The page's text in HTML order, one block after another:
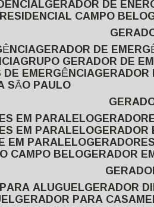
CAMPO BELO
GERADOR DE
GRUPO GERADOR DE
DE EMERGÊNCIA
SÃO PAULO
EM PARALELO
EM PARALELO
EM PARALELO
CAMPO BELO GERADOR
ALUGUEL GERADOR
GERADOR PARA